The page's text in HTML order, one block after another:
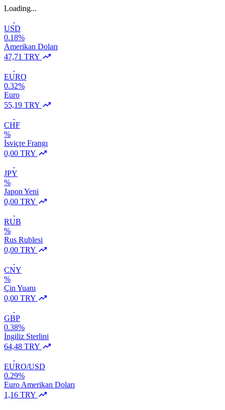
Loading...
USD
0.18%
Amerikan Doları
47,71 TRY
EURO
0.32%
Euro
55,19 TRY
CHF
%
İsviçre Frangı
0,00 TRY
JPY
%
Japon Yeni
0,00 TRY
RUB
%
Rus Rublesi
0,00 TRY
CNY
%
Çin Yuanı
0,00 TRY
GBP
0.38%
İngiliz Sterlini
64,48 TRY
EURO/USD
0.29%
Euro Amerikan Doları
1,16 TRY